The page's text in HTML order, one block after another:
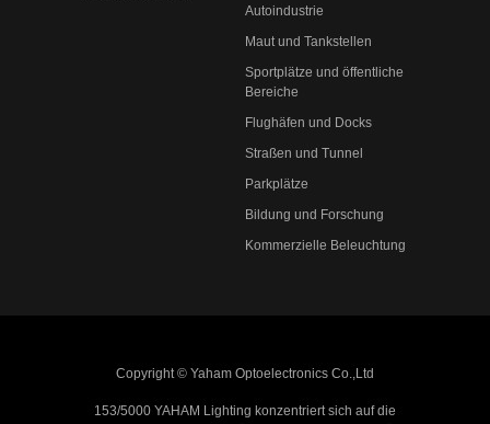
Autoindustrie
Maut und Tankstellen
Sportplätze und öffentliche
Bereiche
Flughäfen und Docks
Straßen und Tunnel
Parkplätze
Bildung und Forschung
Kommerzielle Beleuchtung
Copyright © Yaham Optoelectronics Co.,Ltd
153/5000 YAHAM Lighting konzentriert sich auf die